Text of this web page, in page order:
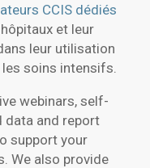
CCIS dédiés
et leur
leur utilisation
soins intensifs.
webinars, self-
data and report
support your
We also provide